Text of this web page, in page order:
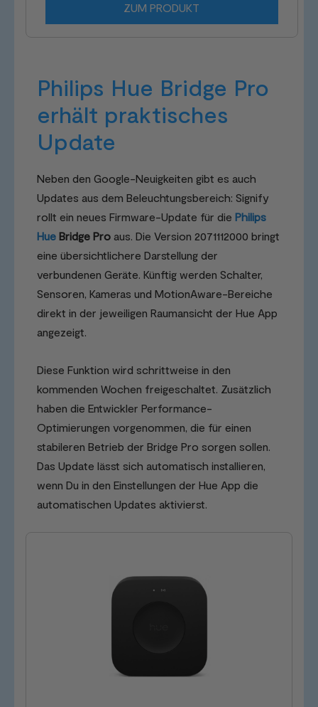
ZUM PRODUKT
Philips Hue Bridge Pro
erhält praktisches
Update
Neben den Google-Neuigkeiten gibt es auch
Updates aus dem Beleuchtungsbereich: Signify
rollt ein neues Firmware-Update für die Philips
Hue Bridge Pro aus. Die Version 2071112000 bringt
eine übersichtlichere Darstellung der
verbundenen Geräte. Künftig werden Schalter,
Sensoren, Kameras und MotionAware-Bereiche
direkt in der jeweiligen Raumansicht der Hue App
angezeigt.
Diese Funktion wird schrittweise in den
kommenden Wochen freigeschaltet. Zusätzlich
haben die Entwickler Performance-
Optimierungen vorgenommen, die für einen
stabileren Betrieb der Bridge Pro sorgen sollen.
Das Update lässt sich automatisch installieren,
wenn Du in den Einstellungen der Hue App die
automatischen Updates aktivierst.